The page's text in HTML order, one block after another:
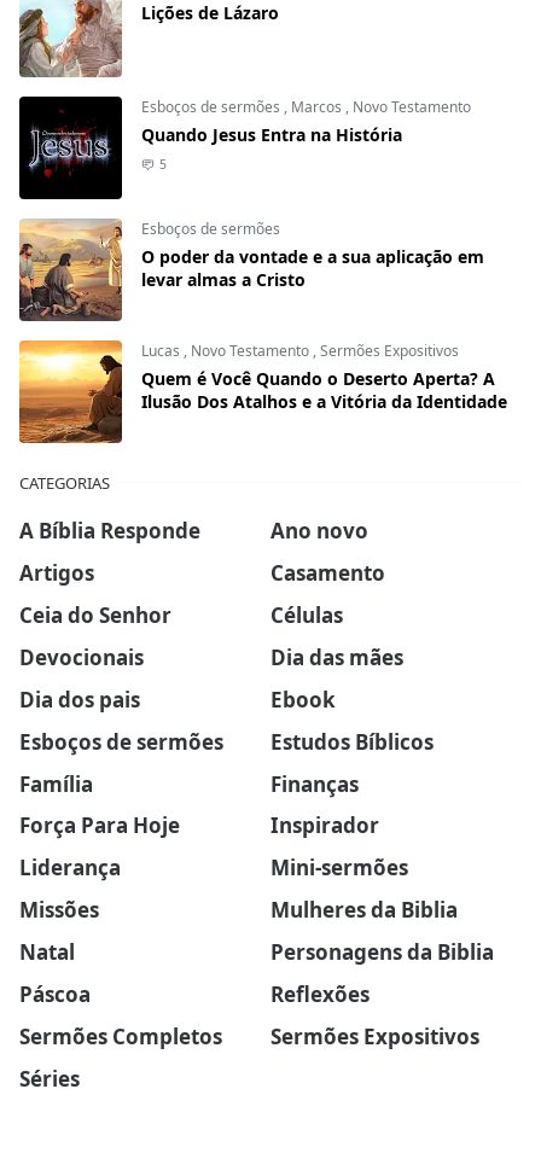
Lições de Lázaro
Esboços de sermões , Marcos , Novo Testamento
Quando Jesus Entra na História
5
Esboços de sermões
O poder da vontade e a sua aplicação em
levar almas a Cristo
Lucas , Novo Testamento,Sermões Expositivos
Quem é Você Quando o Deserto Aperta? A
Ilusão Dos Atalhos e a Vitória da Identidade
CATEGORIAS
A Bíblia Responde
Ano novo
Artigos
Casamento
Ceia do Senhor
Células
Devocionais
Dia das mães
Dia dos pais
Ebook
Esboços de sermões
Estudos Bíblicos
Família
Finanças
Força Para Hoje
Inspirador
Liderança
Mini-sermões
Missões
Mulheres da Biblia
Natal
Personagens da Biblia
Páscoa
Reflexões
Sermões Completos
Sermões Expositivos
Séries